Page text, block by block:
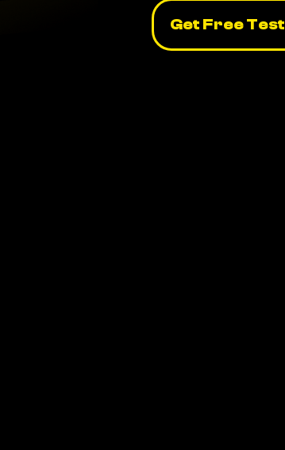
Get Free Test